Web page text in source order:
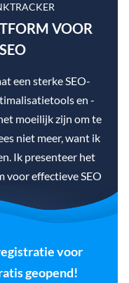
VOOR
een sterke SEO-
en -
moeilijk zijn om te
niet meer, want ik
Ik presenteer het
voor effectieve SEO
voor
geopend!